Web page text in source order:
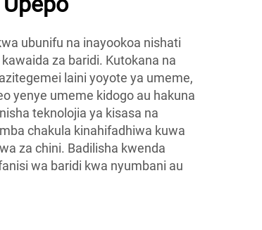
ubunifu na inayookoa nishati
za baridi. Kutokana na
laini yoyote ya umeme,
yenye umeme kidogo au hakuna
teknolojia ya kisasa na
chakula kinahifadhiwa kuwa
za chini. Badilisha kwenda
wa baridi kwa nyumbani au